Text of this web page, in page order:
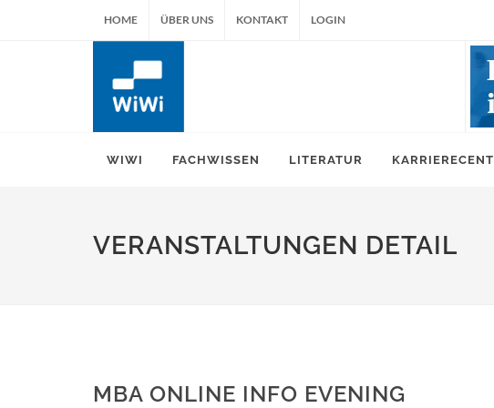
HOME ÜBER UNS KONTAKT LOGIN
WIWI FACHWISSEN LITERATUR
VERANSTALTUNGEN DETAIL
MBA ONLINE INFO EVENING